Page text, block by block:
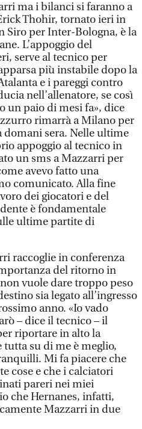
ma i bilanci si faranno a
Thohir, tornato ieri in
Siro per Inter-Bologna, è la
L’appoggio del
serve al tecnico per
più instabile dopo la
e i pareggi contro
nell’allenatore, se così
un paio di mesi fa», dice
rimarrà a Milano per
sera. Nelle ultime
appoggio al tecnico in
un sms a Mazzarri per
avevo fatto una
comunicato. Alla fine
dei giocatori e del
è fondamentale
ultime partite di
raccoglie in conferenza
del ritorno in
vuole dare troppo peso
sia legato all’ingresso
anno. «Io vado
– dice il tecnico – il
riportare in alto la
tutta su di me è meglio,
Mi fa piacere che
cose e che i calciatori
pareri nei miei
che Hernanes, infatti,
Mazzarri in due